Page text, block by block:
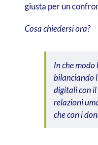
giusta per un
Cosa chiedersi ora?
In che modo
bilanciando
digitali con
relazioni
che con i